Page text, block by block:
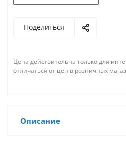
Поделиться
Цена действительна только для
отличаться от цен в розничных
Описание